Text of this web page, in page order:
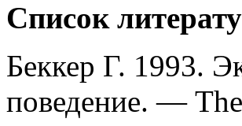
Список
Беккер Г. 1993.
поведение. —